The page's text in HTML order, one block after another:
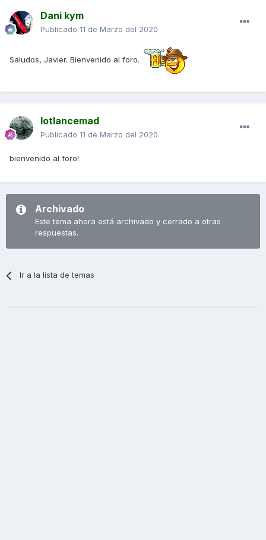
Dani kym
Publicado 11 de Marzo del 2020
Saludos, Javier. Bienvenido al foro.
lotlancemad
Publicado 11 de Marzo del 2020
bienvenido al foro!
Archivado
Este tema ahora está archivado y cerrado a otras
respuestas.
Ir a la lista de temas